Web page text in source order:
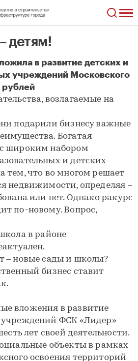
детям!
в развитие детских и
учреждений Московского
рублей
возлагаемые на
подарили бизнесу важные
Богатая
широким набором
и детских
тем, что во многом решает
недвижимости, определяя –
или нет. Однако ракурс
по-новому. Вопрос,
в районе
– новые сады и школы?
бизнес ставит
вложения в развитие
учреждений ФСК «Лидер»
лет своей деятельности.
объекты в рамках
освоения территорий